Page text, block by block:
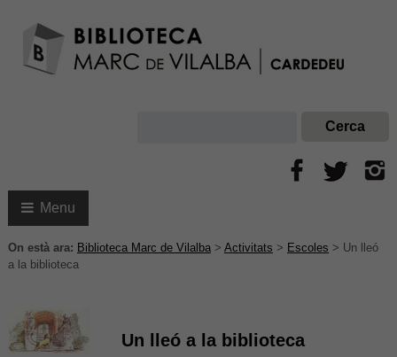
Menu
On està ara: Biblioteca Marc de Vilalba> Activitats > Escoles > Un lleó
a la biblioteca
Un lleó a la biblioteca